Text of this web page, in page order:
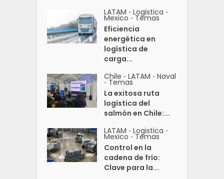
LATAM • Logistica •
Mexico • Temas
Eficiencia
energética en
logística de
carga...
Chile • LATAM • Naval
• Temas
La exitosa ruta
logística del
salmón en Chile:...
LATAM • Logistica •
Mexico • Temas
Control en la
cadena de frío:
Clave para la...